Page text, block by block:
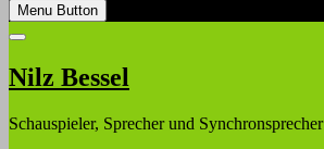
Menu Button
Nilz Bessel
Schauspieler, Sprecher und Synchronsprecher